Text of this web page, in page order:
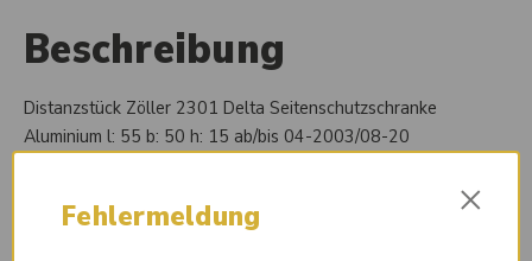
Beschreibung
Distanzstück Zöller 2301 Delta Seitenschutzschranke
Aluminium l: 55 b: 50 h: 15 ab/bis 04-2003/08-20
Fehlermeldung ×